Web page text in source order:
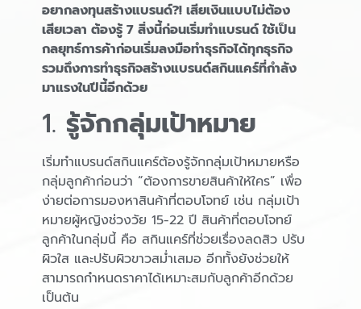
อยากลงทุนสร้างแบรนด์?! เสียเงินแบบไม่ต้อง
เสียเวลา ต้องรู้ 7 สิ่งนี้ก่อนเริ่มทำแบรนด์ ใช้เป็น
กลยุทธ์การค้าก่อนเริ่มลงมือทำธุรกิจได้ทุกธุรกิจ
รวมถึงการทำธุรกิจสร้างแบรนด์สกินแคร์ที่กำลัง
มาแรงในปีนี้อีกด้วย
1.รู้จักกลุ่มเป้าหมาย
เริ่มทำแบรนด์สกินแคร์ต้องรู้จักกลุ่มเป้าหมายหรือ
กลุ่มลูกค้าก่อนว่า “ต้องการขายสินค้าให้ใคร” เพื่อ
ง่ายต่อการมองหาสินค้าที่ตอบโจทย์ เช่น กลุ่มเป้า
หมายผู้หญิงช่วงวัย 15-22 ปี สินค้าที่ตอบโจทย์
ลูกค้าในกลุ่มนี้ คือ สกินแคร์ที่ช่วยเรื่องลดสิว ปรับ
ผิวใส และปรับผิวขาวสม่ำเสมอ อีกทั้งยังช่วยให้
สามารถกำหนดราคาได้เหมาะสมกับลูกค้าอีกด้วย
เป็นต้น